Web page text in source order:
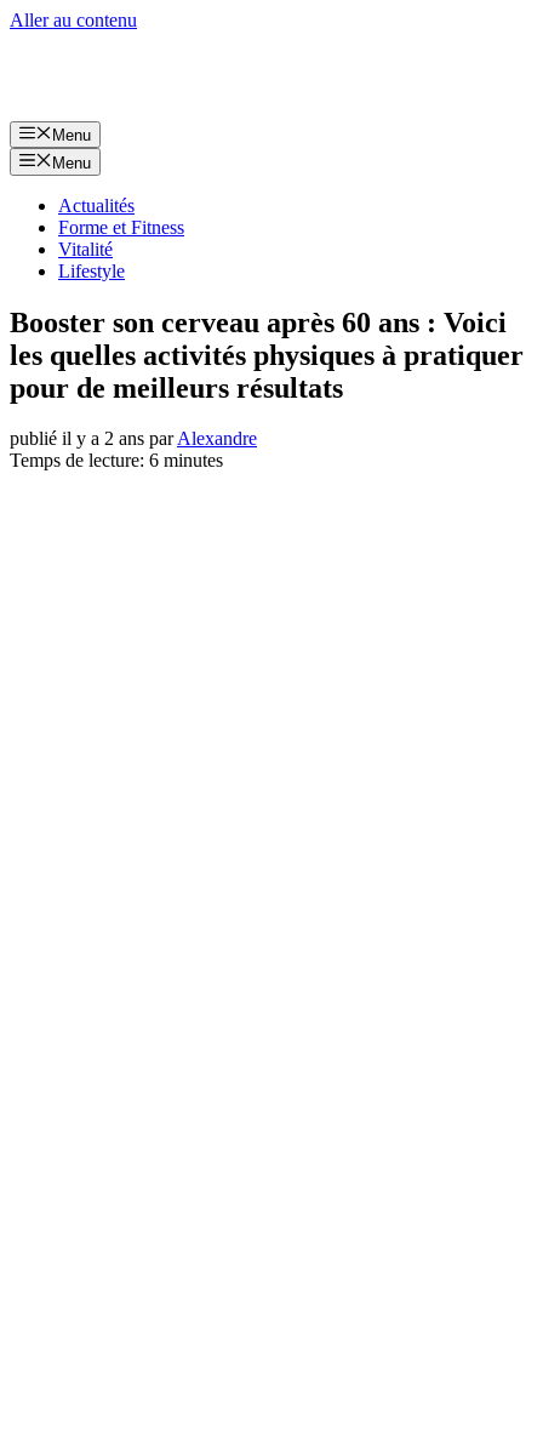
Aller au contenu
Menu
Menu
Actualités
Forme et Fitness
Vitalité
Lifestyle
Booster son cerveau après 60 ans : Voici
les quelles activités physiques à pratiquer
pour de meilleurs résultats
publié il y a 2 ans parAlexandre
Temps de lecture: 6 minutes